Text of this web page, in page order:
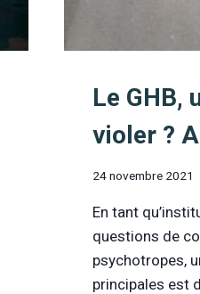
Le GHB,
violer ?
24 novembre 2021
En tant
questions de
psychotropes,
principales est